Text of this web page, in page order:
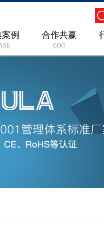
例 合作共赢
COO